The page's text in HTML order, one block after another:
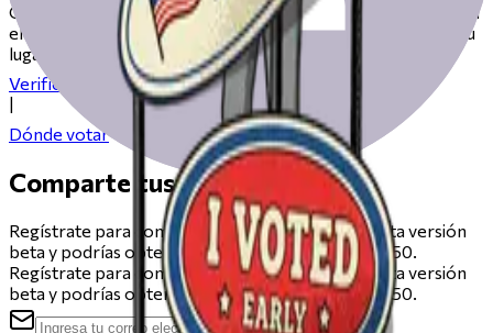
Consulta nuestros recursos para ayudarte a prepararte para
el día de las elecciones, desde registrarte hasta encontrar tu
lugar de votación.
Verifica tu registro
Dónde votar
Comparte tus comentarios
Regístrate para compartir comentarios sobre esta versión
beta y podrías obtener una tarjeta de regalo de $50.
Regístrate para compartir comentarios sobre esta versión
beta y podrías obtener una tarjeta de regalo de $50.